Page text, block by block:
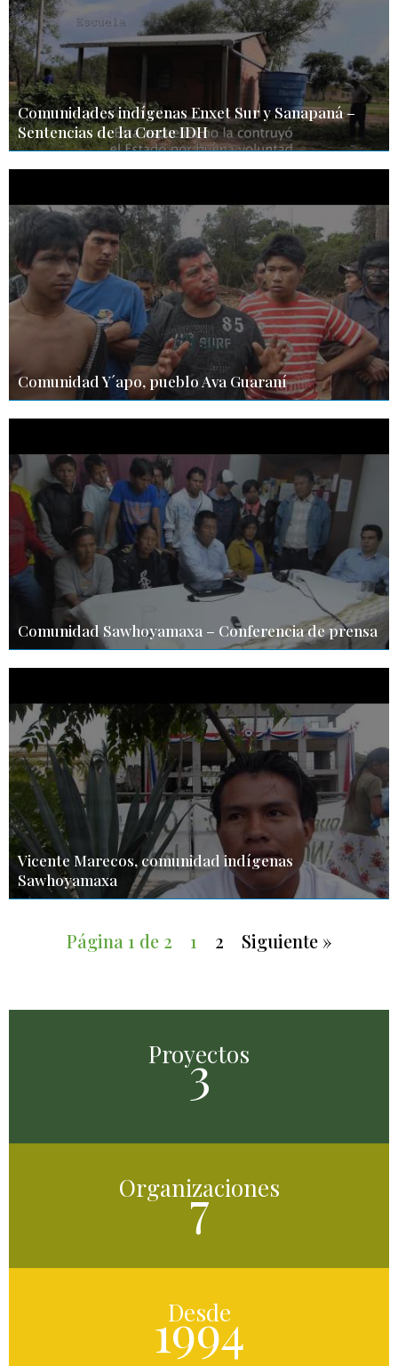
Comunidades indígenas Enxet Sur y Sanapaná –
Sentencias de la Corte IDH
Comunidad Y´apo, pueblo Ava Guaraní
Comunidad Sawhoyamaxa – Conferencia de prensa
Vicente Marecos, comunidad indígenas
Sawhoyamaxa
Página 1 de 2 1 2 Siguiente »
Proyectos
3
Organizaciones
7
Desde
1994